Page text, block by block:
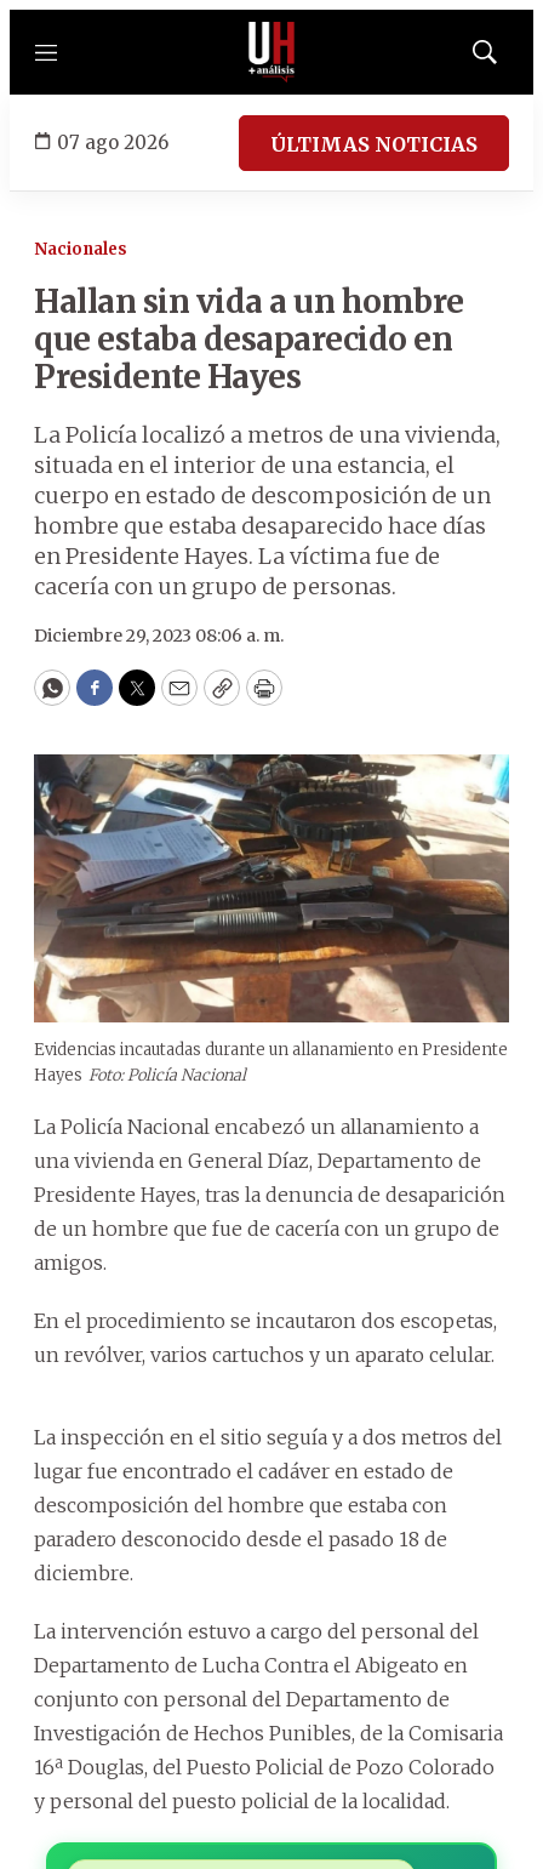
Menú
Mostrar
07 ago 2026 ÚLTIMAS NOTICIAS
Nacionales
Hallan sin vida a un hombre
que estaba desaparecido en
Presidente Hayes
La Policía localizó a metros de una vivienda,
situada en el interior de una estancia, el
cuerpo en estado de descomposición de un
hombre que estaba desaparecido hace días
en Presidente Hayes. La víctima fue de
cacería con un grupo de personas.
Diciembre 29, 2023 08:06 a. m.
WhatsApp
Facebook
Twitter
EmailCopyPrint
Evidencias incautadas durante un allanamiento en Presidente
Hayes Foto: Policía Nacional
La Policía Nacional encabezó un allanamiento a
una vivienda en General Díaz, Departamento de
Presidente Hayes, tras la denuncia de desaparición
de un hombre que fue de cacería con un grupo de
amigos.
En el procedimiento se incautaron dos escopetas,
un revólver, varios cartuchos y un aparato celular.
La inspección en el sitio seguía y a dos metros del
lugar fue encontrado el cadáver en estado de
descomposición del hombre que estaba con
paradero desconocido desde el pasado 18 de
diciembre.
La intervención estuvo a cargo del personal del
Departamento de Lucha Contra el Abigeato en
conjunto con personal del Departamento de
Investigación de Hechos Punibles, de la Comisaria
16ª Douglas, del Puesto Policial de Pozo Colorado
y personal del puesto policial de la localidad.